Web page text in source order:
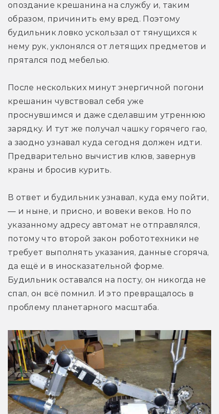
опоздание крешанина на службу и, таким
образом, причинить ему вред. Поэтому
будильник ловко ускользал от тянущихся к
нему рук, уклонялся от летящих предметов и
прятался под мебелью.
После нескольких минут энергичной погони
крешанин чувствовал себя уже
проснувшимся и даже сделавшим утреннюю
зарядку. И тут же получал чашку горячего гао,
а заодно узнавал куда сегодня должен идти.
Предварительно вычистив клюв, завернув
краны и бросив курить.
В ответ и будильник узнавал, куда ему пойти,
— и ныне, и присно, и вовеки веков. Но по
указанному адресу автомат не отправлялся,
потому что второй закон робототехники не
требует выполнять указания, данные сгоряча,
да ещё и в иносказательной форме.
Будильник оставался на посту, он никогда не
спал, он всё помнил. И это превращалось в
проблему планетарного масштаба.